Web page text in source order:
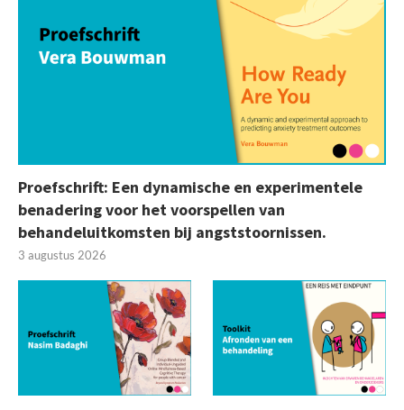
Proefschrift: Een dynamische en experimentele
benadering voor het voorspellen van
behandeluitkomsten bij angststoornissen.
3 augustus 2026